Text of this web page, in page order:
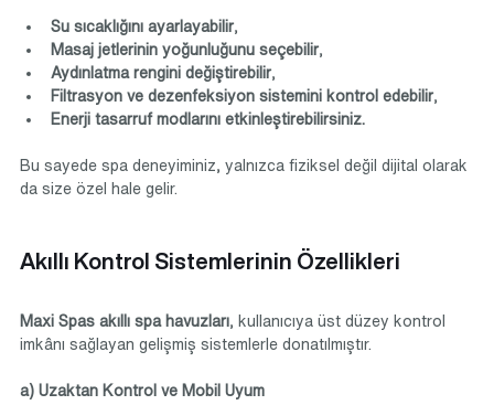
Su sıcaklığını ayarlayabilir,
Masaj jetlerinin yoğunluğunu seçebilir,
Aydınlatma rengini değiştirebilir,
Filtrasyon ve dezenfeksiyon sistemini kontrol edebilir,
Enerji tasarruf modlarını etkinleştirebilirsiniz.
Bu sayede spa deneyiminiz, yalnızca fiziksel değil dijital olarak
da size özel hale gelir.
Akıllı Kontrol Sistemlerinin Özellikleri
Maxi Spas akıllı spa havuzları, kullanıcıya üst düzey kontrol
imkânı sağlayan gelişmiş sistemlerle donatılmıştır.
a) Uzaktan Kontrol ve Mobil Uyum